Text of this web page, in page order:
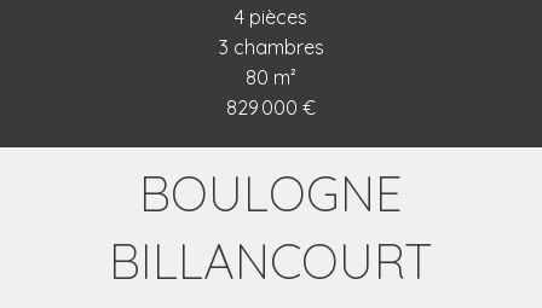
4 pièces
3 chambres
80 m²
829 000 €
BOULOGNE
BILLANCOURT